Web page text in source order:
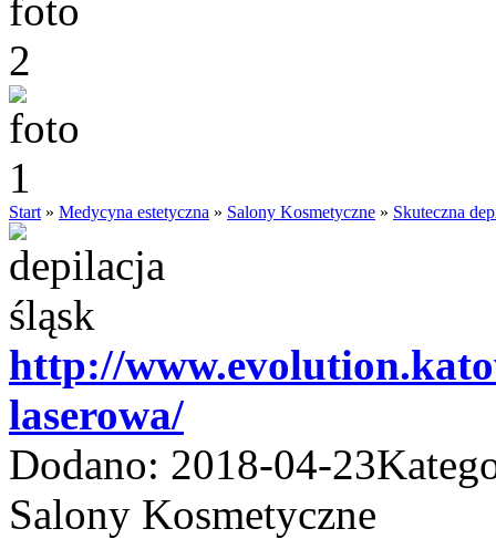
Start » Medycyna estetyczna » Salony Kosmetyczne » Skuteczna
http://
laserowa/
Dodano: 2018-04-23
Salony Kosmetyczne